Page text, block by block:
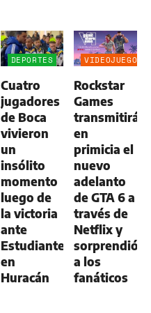
DEPORTES
Cuatro
jugadores
de Boca
vivieron
un
insólito
momento
luego de
la victoria
ante
Estudiantes
en
Huracán
VIDEOJUEGOS
Rockstar
Games
transmitirá
en
primicia el
nuevo
adelanto
de GTA 6 a
través de
Netflix y
sorprendió
a los
fanáticos